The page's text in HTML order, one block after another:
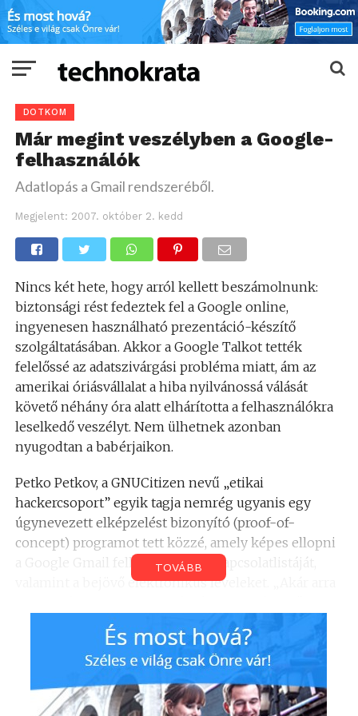
DOTKOM
Már megint veszélyben a Google-
felhasználók
Adatlopás a Gmail rendszeréből.
Megjelent: 2007. október 2. kedd
Nincs két hete, hogy arról kellett beszámolnunk:
biztonsági rést fedeztek fel a Google online,
ingyenesen használható prezentáció-készítő
szolgáltatásában. Akkor a Google Talkot tették
felelőssé az adatszivárgási probléma miatt, ám az
amerikai óriásvállalat a hiba nyilvánossá válását
követő néhány óra alatt elhárította a felhasználókra
leselkedő veszélyt. Nem ülhetnek azonban
nyugodtan a babérjaikon.
Petko Petkov, a GNUCitizen nevű „etikai
hackercsoport” egyik tagja nemrég ugyanis egy
úgynevezett elképzelést bizonyító (proof-of-
concept) programot tett közzé, amely képes ellopni
a Google Gmail felhasználóinak kapcsolatlistáját,
valamint a bejövő elektronikus leveleket. „Akár arra
maileket. Jelenleg csak a felvetést igazolja, hogy
működhet a dolog, de a mostani bemutató
előrevetíti a rosszindulatú felhasználás
megjelenését.” – mondta Chris Gatford, a Pure
Hacking nevű szervezet biztonsági kutatója.
TOVÁBB